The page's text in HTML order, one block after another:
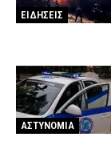
ΕΙΔΗΣΕΙΣ
ΑΣΤΥΝΟΜΙΑ